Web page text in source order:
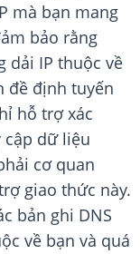
mà bạn mang
bảo rằng
dải IP thuộc về
đề định tuyến
hỗ trợ xác
dữ liệu
cơ quan
giao thức này.
bản ghi DNS
về bạn và quá